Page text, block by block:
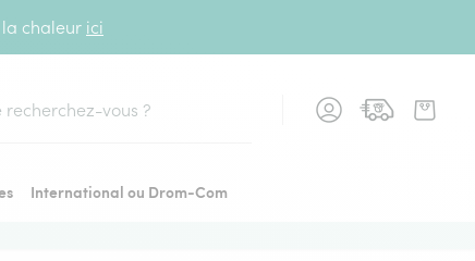
chaleur ici
International ou Drom-Com